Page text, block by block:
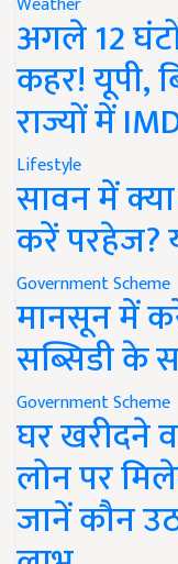
अगले 12
कहर! यूपी,
राज्यों में
Lifestyle
सावन में
करें परहेज?
Government Scheme
मानसून में
सब्सिडी के
Government Scheme
घर खरीदने
लोन पर
जानें कौन